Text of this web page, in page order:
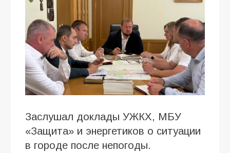
Заслушал доклады УЖКХ, МБУ
«Защита» и энергетиков о ситуации
в городе после непогоды.